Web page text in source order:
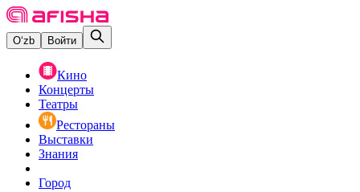
O‘zb Войти
Кино
Концерты
Театры
Рестораны
Выставки
Знания
Город